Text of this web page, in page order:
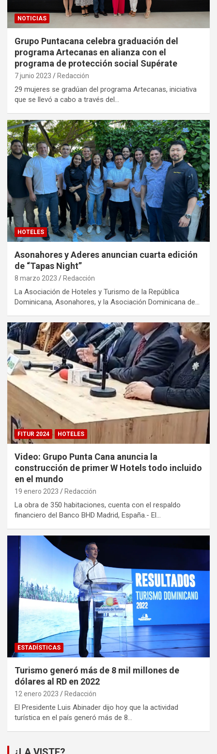
NOTICIAS
Grupo Puntacana celebra graduación del
programa Artecanas en alianza con el
programa de protección social Supérate
7 junio 2023 Redacción
29 mujeres se gradúan del programa Artecanas, iniciativa
que se llevó a cabo a través del…
HOTELES
Asonahores y Aderes anuncian cuarta edición
de “Tapas Night”
8 marzo 2023 Redacción
La Asociación de Hoteles y Turismo de la República
Dominicana, Asonahores, y la Asociación Dominicana de…
FITUR 2024 HOTELES
Video: Grupo Punta Cana anuncia la
construcción de primer W Hotels todo incluido
en el mundo
19 enero 2023 Redacción
La obra de 350 habitaciones, cuenta con el respaldo
financiero del Banco BHD Madrid, España.- El…
ESTADÍSTICAS
Turismo generó más de 8 mil millones de
dólares al RD en 2022
12 enero 2023 Redacción
El Presidente Luis Abinader dijo hoy que la actividad
turística en el país generó más de 8…